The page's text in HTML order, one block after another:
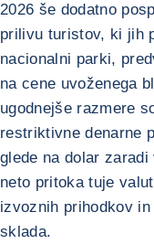
2026 še dodatno
prilivu turistov, ki jih
nacionalni parki,
na cene uvoženega
ugodnejše razmere
restriktivne denarne
glede na dolar
neto pritoka tuje
izvoznih prihodkov
sklada.